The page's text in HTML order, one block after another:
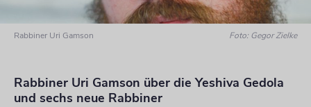
Rabbiner Uri Gamson Foto: Gegor Zielke
Rabbiner Uri Gamson über die Yeshiva Gedola
und sechs neue Rabbiner